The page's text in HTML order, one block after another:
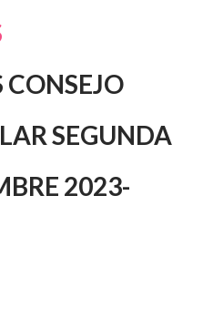
SEGUNDA
2023-